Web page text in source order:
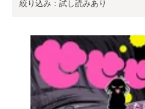
絞り込み：試し読みあり